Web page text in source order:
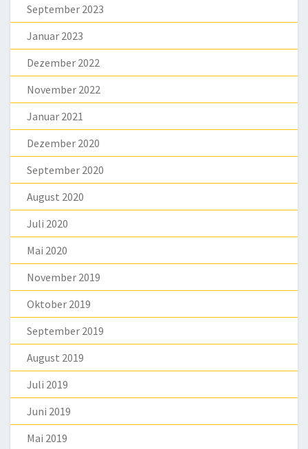
September 2023
Januar 2023
Dezember 2022
November 2022
Januar 2021
Dezember 2020
September 2020
August 2020
Juli 2020
Mai 2020
November 2019
Oktober 2019
September 2019
August 2019
Juli 2019
Juni 2019
Mai 2019